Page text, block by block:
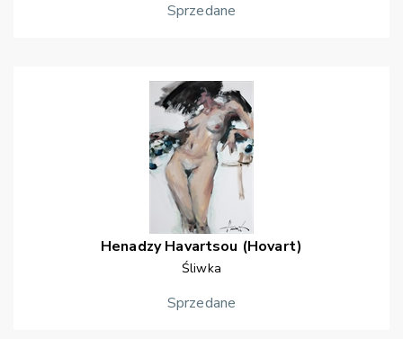
Sprzedane
Henadzy Havartsou (Hovart)
Śliwka
Sprzedane